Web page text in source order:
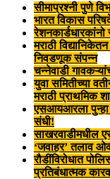
सीमाप्रश्नी पुणे
भारत विकास
मराठी
निवडणूक संपन्न
चन्नेवाडी
युवा समितीच्या
मराठी प्राथमिक
एसआयआरला पुन्हा
संधी!
साखरवाडीमधील
‘जवाहर’ तलाव
रौडींविरोधात
प्रतिबंधात्मक